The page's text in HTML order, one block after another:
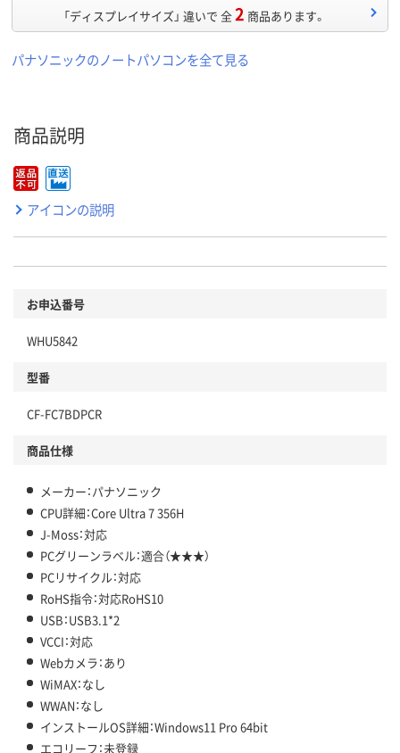
「ディスプレイサイズ」 違いで 全2 商品あります。
パナソニックのノートパソコンを全て見る
商品説明
アイコンの説明
お申込番号
WHU5842
型番
CF-FC7BDPCR
商品仕様
メーカー：パナソニック
CPU詳細：Core Ultra 7 356H
J-Moss：対応
PCグリーンラベル：適合（★★★）
PCリサイクル：対応
RoHS指令：対応RoHS10
USB：USB3.1*2
VCCI：対応
Webカメラ：あり
WiMAX：なし
WWAN：なし
インストールOS詳細：Windows11 Pro 64bit
エコリーフ：未登録